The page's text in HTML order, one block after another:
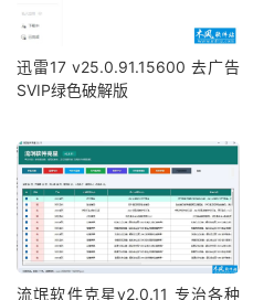
迅雷17 v25.0.91.15600 去广告
SVIP绿色破解版
流氓软件克星v2.0.11 专治各种